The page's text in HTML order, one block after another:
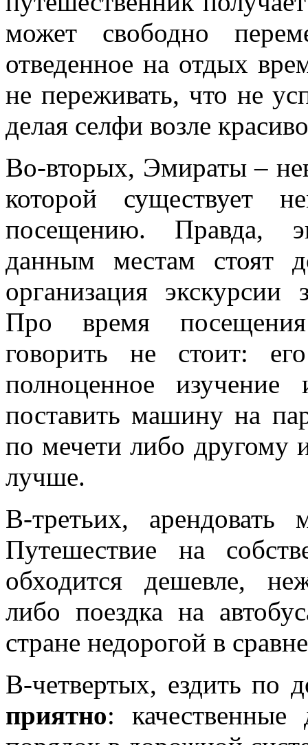
может свободно
отведенное на отдых
не переживать, что не
делая селфи возле
Во-вторых, Эмираты –
которой существует
посещению. Правда,
данным местам стоят
организация экскурсии
Про время посещения
говорить не стоит:
полноценное изучение
поставить машину на
по мечети либо другому
лучше.
В-третьих,
Путешествие на
обходится дешевле,
либо поездка на
стране недорогой в
В-четвертых, ездить по
приятно: качественные